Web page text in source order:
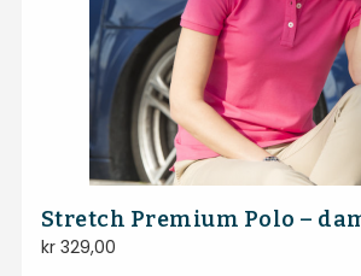
Stretch Premium Polo –
kr329,00